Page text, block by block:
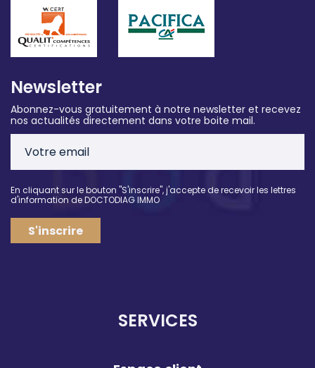
Newsletter
Abonnez-vous gratuitement à notre newsletter et recevez
nos actualités directement dans votre boite mail.
En cliquant sur le bouton "S'inscrire", j'accepte de recevoir les lettres
d'information de DOCTODIAG IMMO
S'inscrire
SERVICES